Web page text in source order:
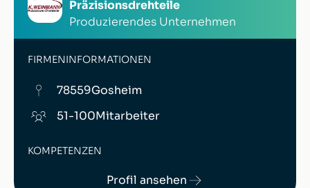
Präzisionsdrehteile
Produzierendes Unternehmen
FIRMENINFORMATIONEN
78559Gosheim
51-100Mitarbeiter
KOMPETENZEN
Profil ansehen